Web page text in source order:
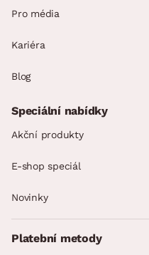
Pro média
Kariéra
Blog
Speciální nabídky
Akční produkty
E-shop speciál
Novinky
Platební metody